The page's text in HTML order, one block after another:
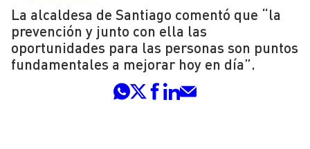
La alcaldesa de Santiago comentó que “la
prevención y junto con ella las
oportunidades para las personas son puntos
fundamentales a mejorar hoy en día”.